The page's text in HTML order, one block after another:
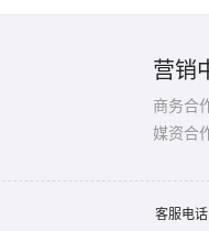
营销
商务合
媒资合
客服电